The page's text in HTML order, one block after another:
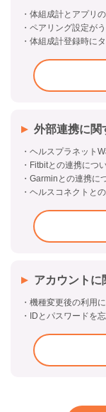
・体組成計とアプリ
・ペアリング設定が
・体組成計登録時に
外部連携に関
・ヘルスプラネット
・Fitbitとの連携につ
・Garminとの連携に
・ヘルスコネクトと
アカウントに
・機種変更後の利用
・IDとパスワードを